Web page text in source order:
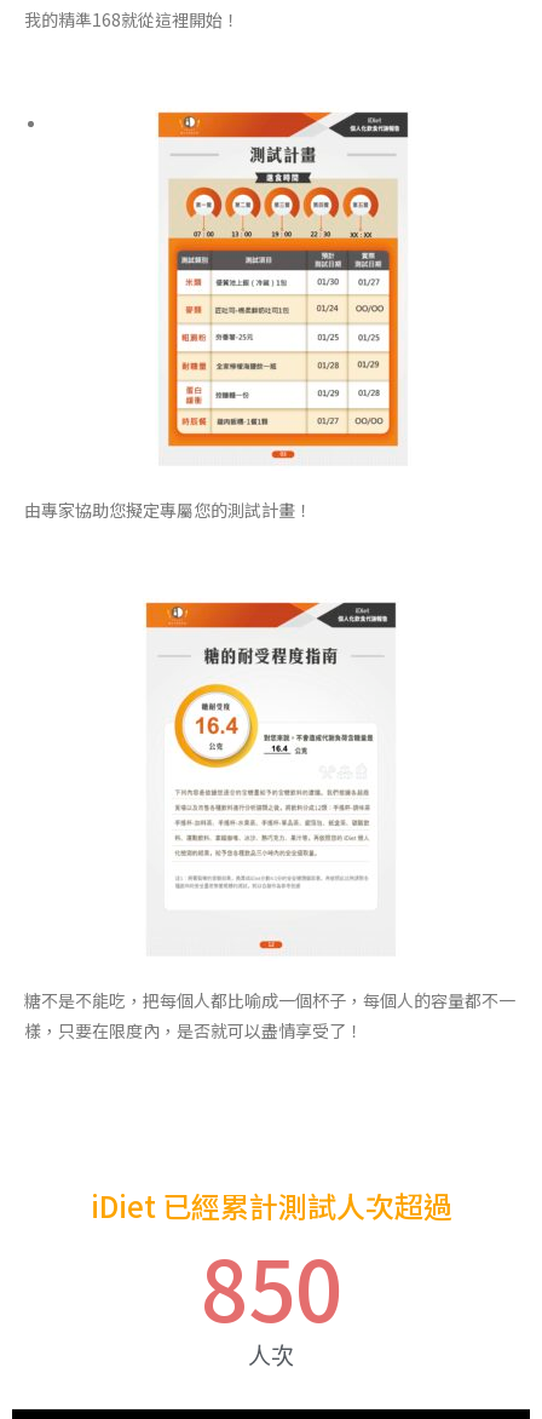
我的精準168就從這裡開始！
由專家協助您擬定專屬您的測試計畫！
糖不是不能吃，把每個人都比喻成一個杯子，每個人的容量都不一
樣，只要在限度內，是否就可以盡情享受了！
iDiet 已經累計測試人次超過
850
人次